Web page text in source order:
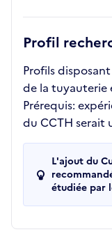
Profil
Profils
de la tuyauterie
Prérequis:
du CCTH serait
L'ajout du
étudiée par